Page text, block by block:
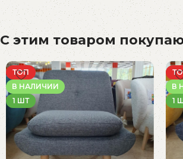
С этим товаром
ТОП
В НАЛИЧИИ
1 ШТ
В
1